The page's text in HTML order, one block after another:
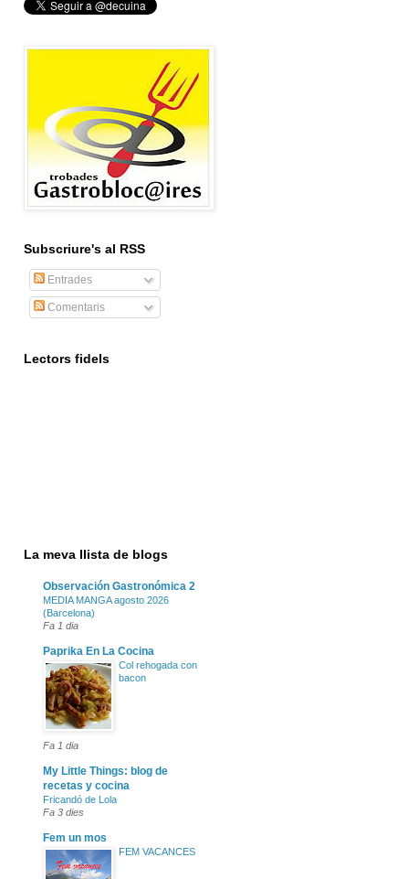
Subscriure's al RSS
Entrades
Comentaris
Lectors fidels
La meva llista de blogs
Observación Gastronómica 2
MEDIA MANGA agosto 2026
(Barcelona)
Fa 1 dia
Paprika En La Cocina
Col rehogada con
bacon
Fa 1 dia
My Little Things: blog de
recetas y cocina
Fricandó de Lola
Fa 3 dies
Fem un mos
FEM VACANCES